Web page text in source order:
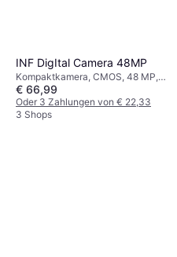
INF DigItal Camera 48MP
Kompaktkamera, CMOS, 48 MP,
Gesichtserkennung
€ 66,99
Oder 3 Zahlungen von € 22,33
3 Shops